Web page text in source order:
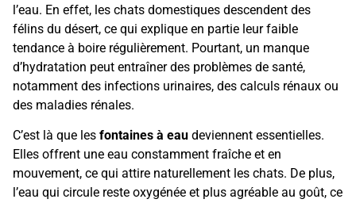
l’eau. En effet, les chats domestiques descendent des
félins du désert, ce qui explique en partie leur faible
tendance à boire régulièrement. Pourtant, un manque
d’hydratation peut entraîner des problèmes de santé,
notamment des infections urinaires, des calculs rénaux ou
des maladies rénales.
C’est là que les fontaines à eau deviennent essentielles.
Elles offrent une eau constamment fraîche et en
mouvement, ce qui attire naturellement les chats. De plus,
l’eau qui circule reste oxygénée et plus agréable au goût, ce